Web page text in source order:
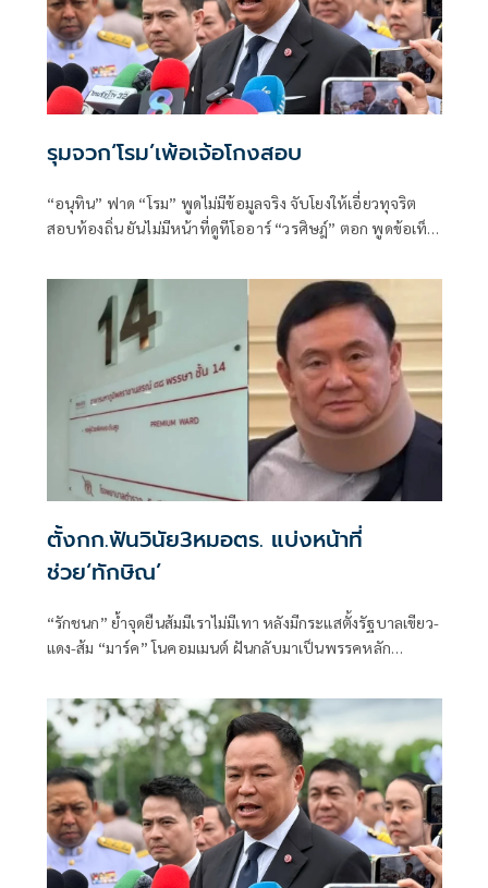
รุมจวก‘โรม’เพ้อเจ้อโกงสอบ
“อนุทิน” ฟาด “โรม” พูดไม่มีข้อมูลจริง จับโยงให้เอี่ยวทุจริต
สอบท้องถิ่น ยันไม่มีหน้าที่ดูทีโออาร์ “วรศิษฎ์” ตอก พูดข้อเท็จ
ตั้งกก.ฟันวินัย3หมอตร. แบ่งหน้าที่
ช่วย‘ทักษิณ’
“รักชนก” ย้ำจุดยืนส้มมีเราไม่มีเทา หลังมีกระแสตั้งรัฐบาลเขียว-
แดง-ส้ม “มาร์ค” โนคอมเมนต์ ฝันกลับมาเป็นพรรคหลัก